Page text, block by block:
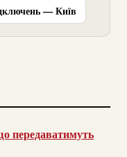
— Київ
передаватимуть